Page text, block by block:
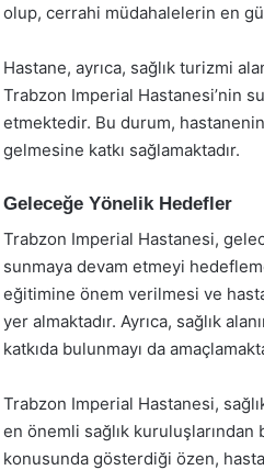
olup, cerrahi müdahalelerin en
Hastane, ayrıca, sağlık turizmi
Trabzon Imperial Hastanesi’nin
etmektedir. Bu durum, hastanenin
gelmesine katkı sağlamaktadır.
Geleceğe Yönelik Hedefler
Trabzon Imperial Hastanesi,
sunmaya devam etmeyi
eğitimine önem verilmesi ve
yer almaktadır. Ayrıca, sağlık
katkıda bulunmayı da
Trabzon Imperial Hastanesi,
en önemli sağlık kuruluşlarından
konusunda gösterdiği özen,